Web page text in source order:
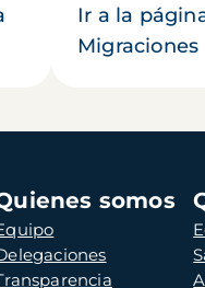
Ir a la
Migraciones
somos